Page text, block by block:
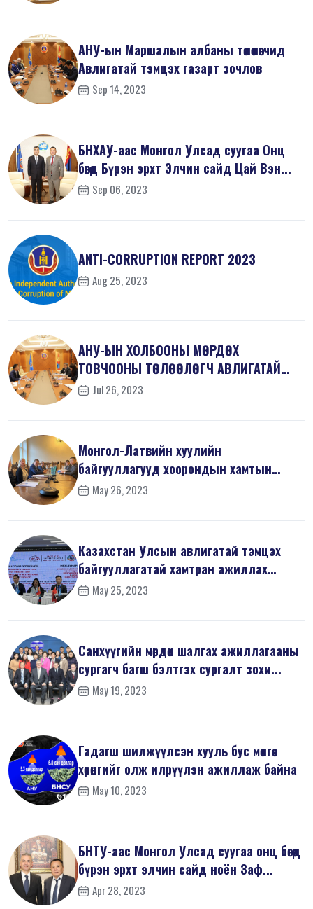
АНУ-ын Маршалын албаны төлөөлөгчид
Авлигатай тэмцэх газарт зочлов
Sep 14, 2023
БНХАУ-аас Монгол Улсад суугаа Онц
бөгөөд Бүрэн эрхт Элчин сайд Цай Вэн...
Sep 06, 2023
ANTI-СORRUPTION REPORT 2023
Aug 25, 2023
АНУ-ЫН ХОЛБООНЫ МӨРДӨХ
ТОВЧООНЫ ТӨЛӨӨЛӨГЧ АВЛИГАТАЙ
ТЭМЦЭХ ГАЗАРТ ЗОЧЛ...
Jul 26, 2023
Монгол-Латвийн хуулийн
байгууллагууд хоорондын хамтын
ажиллагаанд ахиц...
May 26, 2023
Казахстан Улсын авлигатай тэмцэх
байгууллагатай хамтран ажиллах
санамж...
May 25, 2023
Санхүүгийн мөрдөн шалгах ажиллагааны
сургагч багш бэлтгэх сургалт зохи...
May 19, 2023
Гадагш шилжүүлсэн хууль бус мөнгө
хөрөнгийг олж илрүүлэн ажиллаж байна
May 10, 2023
БНТУ-аас Монгол Улсад суугаа онц бөгөөд
бүрэн эрхт элчин сайд ноён Заф...
Apr 28, 2023